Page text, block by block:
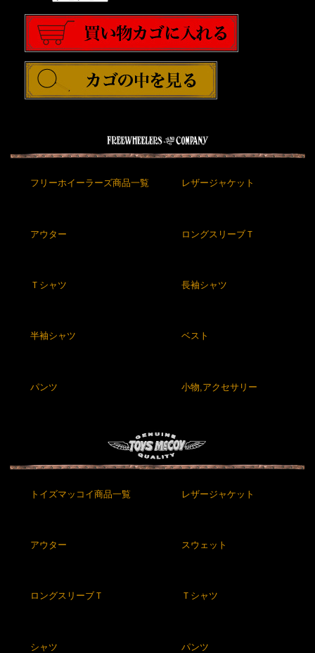
フリーホイーラーズ商品一覧 レザージャケット
アウター ロングスリーブＴ
Ｔシャツ 長袖シャツ
半袖シャツ ベスト
パンツ 小物,アクセサリー
トイズマッコイ商品一覧 レザージャケット
アウター スウェット
ロングスリーブＴ Ｔシャツ
シャツ パンツ